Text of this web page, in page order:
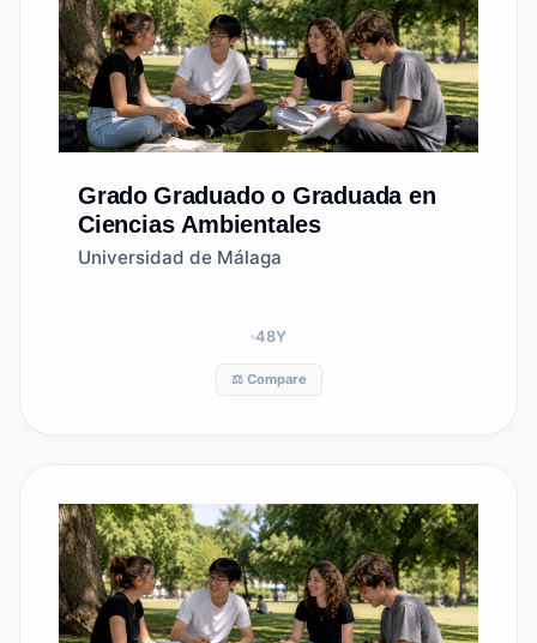
Grado Graduado o Graduada en
Ciencias Ambientales
Universidad de Málaga
48Y
⚖️ Compare